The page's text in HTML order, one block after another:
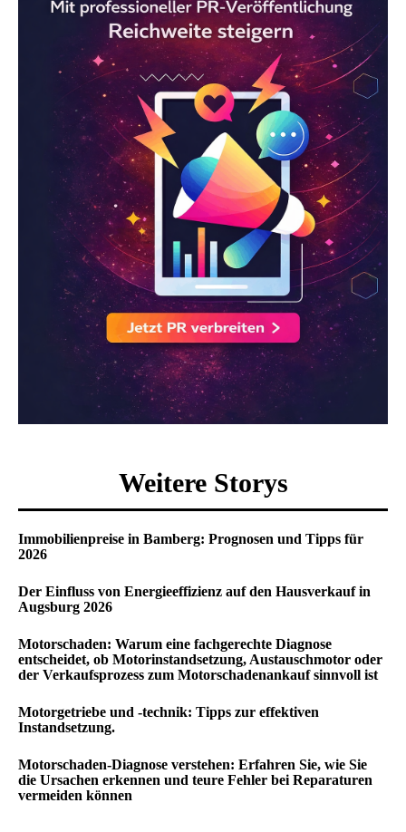
Weitere Storys
Immobilienpreise in Bamberg: Prognosen und Tipps für
2026
Der Einfluss von Energieeffizienz auf den Hausverkauf in
Augsburg 2026
Motorschaden: Warum eine fachgerechte Diagnose
entscheidet, ob Motorinstandsetzung, Austauschmotor oder
der Verkaufsprozess zum Motorschadenankauf sinnvoll ist
Motorgetriebe und -technik: Tipps zur effektiven
Instandsetzung.
Motorschaden-Diagnose verstehen: Erfahren Sie, wie Sie
die Ursachen erkennen und teure Fehler bei Reparaturen
vermeiden können